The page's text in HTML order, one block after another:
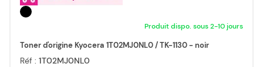
Produit dispo. sous 2-10 jours
Toner d'origine Kyocera 1T02MJ0NL0 / TK-1130 - noir
Réf : 1T02MJ0NL0